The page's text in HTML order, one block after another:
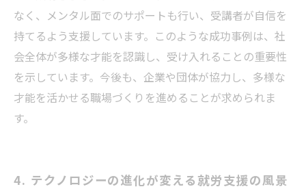
なく、メンタル面でのサポートも行い、受講者が自信を
持てるよう支援しています。このような成功事例は、社
会全体が多様な才能を認識し、受け入れることの重要性
を示しています。今後も、企業や団体が協力し、多様な
才能を活かせる職場づくりを進めることが求められま
す。
4. テクノロジーの進化が変える就労支援の風景